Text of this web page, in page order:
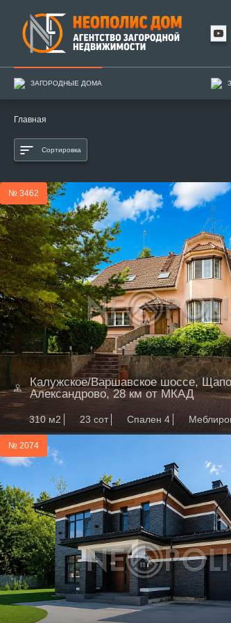
ЗАГОРОДНЫЕ ДОМА
Главная
Сортировка
№ 3462
Калужское/Варшавское шоссе,
Александрово, 28 км от МКАД
310 м2 23 сот Спален 4
№ 2074